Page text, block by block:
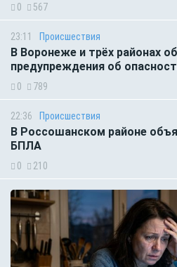
0 567
23:11 Происшествия
В Воронеже и трёх районах
предупреждения об
0 789
22:36 Происшествия
В Россошанском районе
БПЛА
0 210